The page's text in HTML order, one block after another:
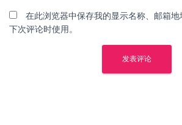
在此浏览器中保存我的显示名称、邮箱
下次评论时使用。